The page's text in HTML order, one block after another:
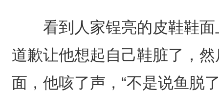
看到人家锃亮的皮鞋鞋面
道歉让他想起自己鞋脏了，
面，他咳了声，“不是说鱼脱